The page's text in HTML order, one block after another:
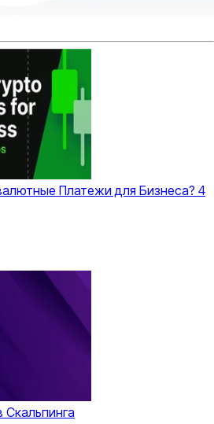
Платежи для Бизнеса? 4
Скальпинга